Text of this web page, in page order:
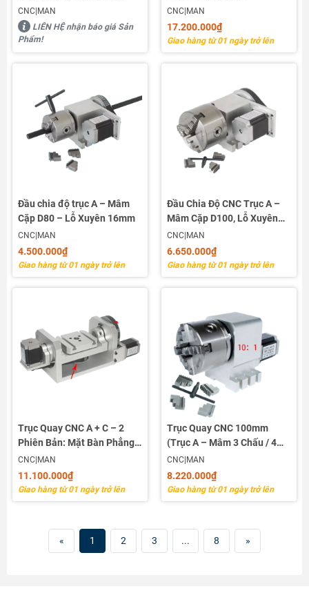
Coolant Lubrication Spray
System
CNC|MAN
LIÊN HỆ nhận báo giá Sản
Phẩm!
CNC|MAN
17.200.000₫
Giao hàng từ 01 ngày trở lên
Đầu chia độ trục A – Mâm
Cặp D80 – Lỗ Xuyên 16mm
CNC|MAN
4.500.000₫
Giao hàng từ 01 ngày trở lên
Đầu Chia Độ CNC Trục A –
Mâm Cặp D100, Lỗ Xuyên
22mm
CNC|MAN
6.650.000₫
Giao hàng từ 01 ngày trở lên
Trục Quay CNC A + C – 2
Phiên Bản: Mặt Bàn Phẳng /
Mâm Cặp 100mm
CNC|MAN
11.100.000₫
Giao hàng từ 01 ngày trở lên
Trục Quay CNC 100mm
(Trục A – Mâm 3 Chấu / 4
Chấu)
CNC|MAN
8.220.000₫
Giao hàng từ 01 ngày trở lên
« 1 2 3 ... 8 »